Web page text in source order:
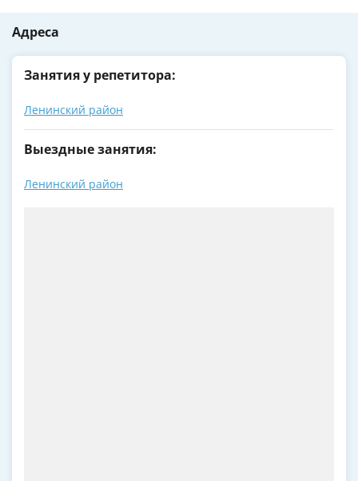
Адреса
Занятия у репетитора:
Ленинский район
Выездные занятия:
Ленинский район